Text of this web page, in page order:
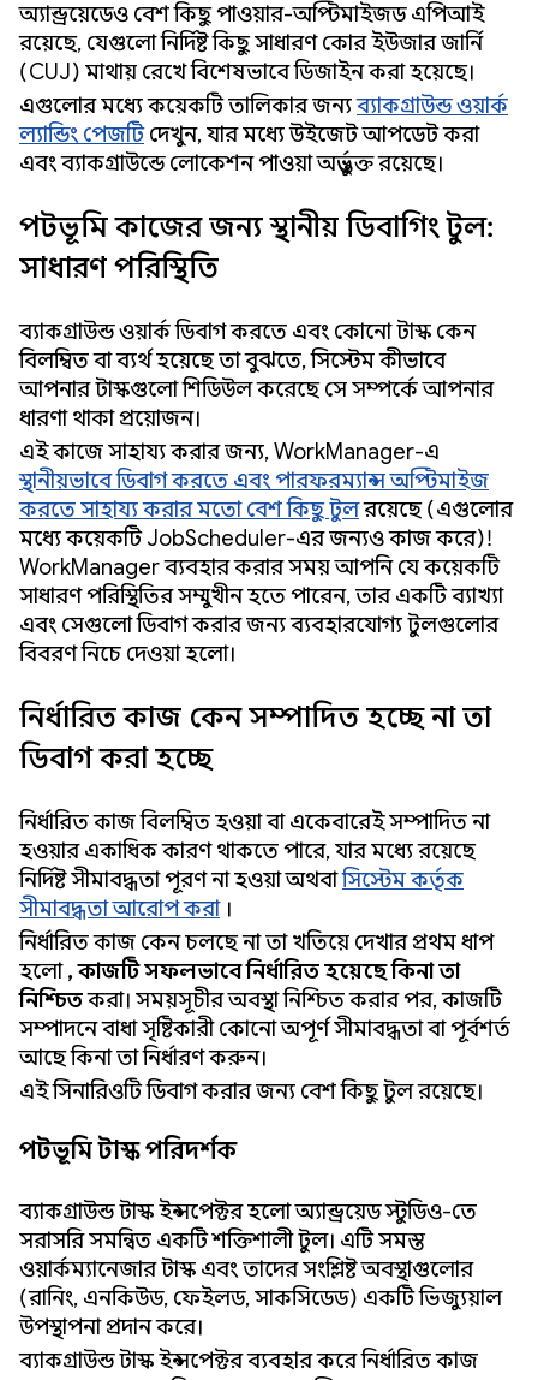
অ্যান্ড্রয়েডেও বেশ কিছু পাওয়ার-অপ্টিমাইজড এপিআই
রয়েছে, যেগুলো নির্দিষ্ট কিছু সাধারণ কোর ইউজার জার্নি
(CUJ) মাথায় রেখে বিশেষভাবে ডিজাইন করা হয়েছে।
এগুলোর মধ্যে কয়েকটি তালিকার জন্যব্যাকগ্রাউন্ড ওয়ার্ক
ল্যান্ডিং পেজটিদেখুন, যার মধ্যে উইজেট আপডেট করা
এবং ব্যাকগ্রাউন্ডে লোকেশন পাওয়া অন্তর্ভুক্ত রয়েছে।
পটভূমি কাজের জন্য স্থানীয় ডিবাগিং টুল:
সাধারণ পরিস্থিতি
ব্যাকগ্রাউন্ড ওয়ার্ক ডিবাগ করতে এবং কোনো টাস্ক কেন
বিলম্বিত বা ব্যর্থ হয়েছে তা বুঝতে, সিস্টেম কীভাবে
আপনার টাস্কগুলো শিডিউল করেছে সে সম্পর্কে আপনার
ধারণা থাকা প্রয়োজন।
এই কাজে সাহায্য করার জন্য, WorkManager-এ
স্থানীয়ভাবে ডিবাগ করতে এবং পারফরম্যান্স অপ্টিমাইজ
করতে সাহায্য করার মতো বেশ কিছু টুলরয়েছে (এগুলোর
মধ্যে কয়েকটি JobScheduler-এর জন্যও কাজ করে)!
WorkManager ব্যবহার করার সময় আপনি যে কয়েকটি
সাধারণ পরিস্থিতির সম্মুখীন হতে পারেন, তার একটি ব্যাখ্যা
এবং সেগুলো ডিবাগ করার জন্য ব্যবহারযোগ্য টুলগুলোর
বিবরণ নিচে দেওয়া হলো।
নির্ধারিত কাজ কেন সম্পাদিত হচ্ছে না তা
ডিবাগ করা হচ্ছে
নির্ধারিত কাজ বিলম্বিত হওয়া বা একেবারেই সম্পাদিত না
হওয়ার একাধিক কারণ থাকতে পারে, যার মধ্যে রয়েছে
নির্দিষ্ট সীমাবদ্ধতা পূরণ না হওয়া অথবাসিস্টেম কর্তৃক
সীমাবদ্ধতা আরোপ করা।
নির্ধারিত কাজ কেন চলছে না তা খতিয়ে দেখার প্রথম ধাপ
হলো, কাজটি সফলভাবে নির্ধারিত হয়েছে কিনা তা
নিশ্চিতকরা। সময়সূচীর অবস্থা নিশ্চিত করার পর, কাজটি
সম্পাদনে বাধা সৃষ্টিকারী কোনো অপূর্ণ সীমাবদ্ধতা বা পূর্বশর্ত
আছে কিনা তা নির্ধারণ করুন।
এই সিনারিওটি ​​ডিবাগ করার জন্য বেশ কিছু টুল রয়েছে।
পটভূমি টাস্ক পরিদর্শক
ব্যাকগ্রাউন্ড টাস্ক ইন্সপেক্টর হলো অ্যান্ড্রয়েড স্টুডিও-তে
সরাসরি সমন্বিত একটি শক্তিশালী টুল। এটি সমস্ত
ওয়ার্কম্যানেজার টাস্ক এবং তাদের সংশ্লিষ্ট অবস্থাগুলোর
(রানিং, এনকিউড, ফেইলড, সাকসিডেড) একটি ভিজ্যুয়াল
উপস্থাপনা প্রদান করে।
ব্যাকগ্রাউন্ড টাস্ক ইন্সপেক্টর ব্যবহার করে নির্ধারিত কাজ